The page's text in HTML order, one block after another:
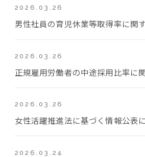
2026.03.26
男性社員の育児休業等取得率に関
2026.03.26
正規雇用労働者の中途採用比率に
2026.03.26
女性活躍推進法に基づく情報公表
2026.03.24